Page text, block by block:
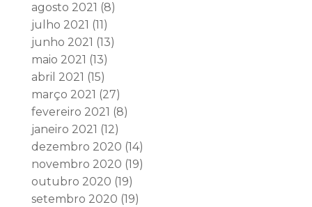
agosto 2021 (8)
julho 2021 (11)
junho 2021 (13)
maio 2021 (13)
abril 2021 (15)
março 2021 (27)
fevereiro 2021 (8)
janeiro 2021 (12)
dezembro 2020 (14)
novembro 2020 (19)
outubro 2020 (19)
setembro 2020 (19)